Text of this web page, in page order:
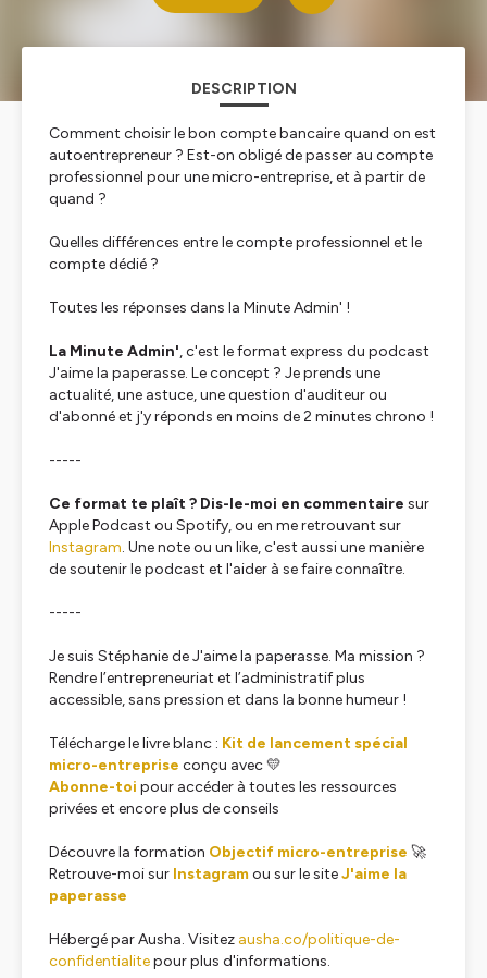
DESCRIPTION
Comment choisir le bon compte bancaire quand on est
autoentrepreneur ? Est-on obligé de passer au compte
professionnel pour une micro-entreprise, et à partir de
quand ?
Quelles différences entre le compte professionnel et le
compte dédié ?
Toutes les réponses dans la Minute Admin' !
La Minute Admin', c'est le format express du podcast
J'aime la paperasse. Le concept ? Je prends une
actualité, une astuce, une question d'auditeur ou
d'abonné et j'y réponds en moins de 2 minutes chrono !
-----
Ce format te plaît ? Dis-le-moi en commentaire sur
Apple Podcast ou Spotify, ou en me retrouvant sur
Instagram. Une note ou un like, c'est aussi une manière
de soutenir le podcast et l'aider à se faire connaître.
-----
Je suis Stéphanie de J'aime la paperasse. Ma mission ?
Rendre l’entrepreneuriat et l’administratif plus
accessible, sans pression et dans la bonne humeur !
Télécharge le livre blanc : Kit de lancement spécial
micro-entreprise conçu avec 💛
Abonne-toi pour accéder à toutes les ressources
privées et encore plus de conseils
Découvre la formation Objectif micro-entreprise 🚀
Retrouve-moi sur Instagramou sur le siteJ'aime la
paperasse
Hébergé par Ausha. Visitez ausha.co/politique-de-
confidentialitepour plus d'informations.